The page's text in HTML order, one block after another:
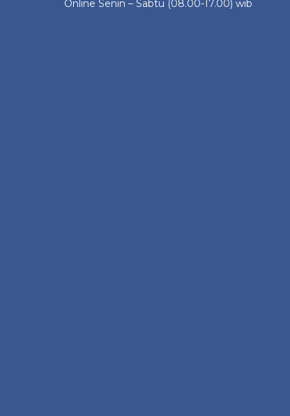
Online Senin – Sabtu (08.00-17.00) wib